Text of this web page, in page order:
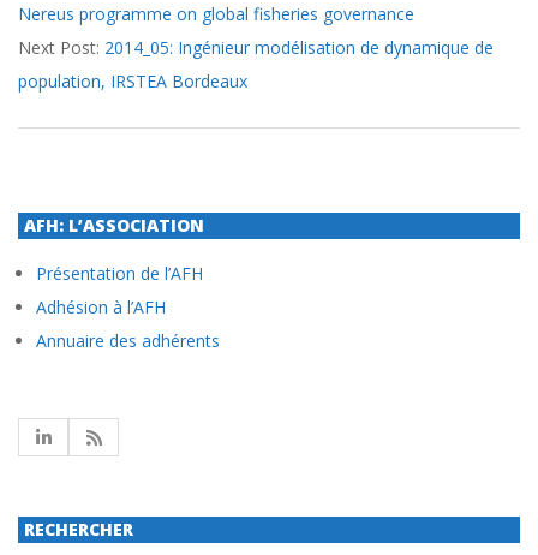
26
Nereus programme on global fisheries governance
Next Post: 2014_05: Ingénieur modélisation de dynamique de
population, IRSTEA Bordeaux
AFH: L’ASSOCIATION
Présentation de l’AFH
Adhésion à l’AFH
Annuaire des adhérents
RECHERCHER